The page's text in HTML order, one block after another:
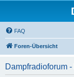
FAQ
Foren-Übersicht
Dampfradioforum